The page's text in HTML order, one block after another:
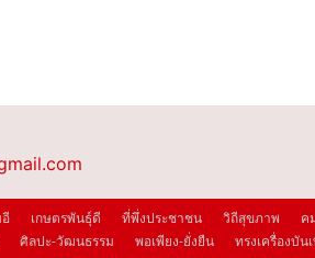
อี เกษตรพันธุ์ดี ที่พึ่งประชาชน วิถีสุขภาพ ค
ศิลปะ-วัฒนธรรม พอเพียง-ยั่งยืน ทรงเครื่องบัน